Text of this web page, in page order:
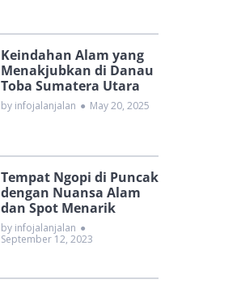
Keindahan Alam yang
Menakjubkan di Danau
Toba Sumatera Utara
by infojalanjalan ● May 20, 2025
Tempat Ngopi di Puncak
dengan Nuansa Alam
dan Spot Menarik
by infojalanjalan ●
September 12, 2023